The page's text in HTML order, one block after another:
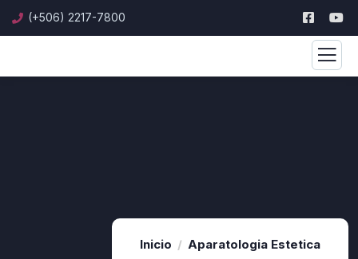
(+506) 2217-7800
Inicio Aparatologia Estetica